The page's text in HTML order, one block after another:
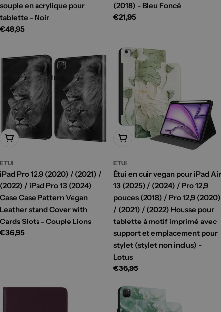
souple en acrylique pour
tablette - Noir
Prix
€48,95
(2018) - Bleu Foncé
Prix
€21,95
Ajouter Au Panier
ETUI
iPad Pro 12.9 (2020) / (2021) /
(2022) / iPad Pro 13 (2024)
Case Case Pattern Vegan
Leather stand Cover with
Cards Slots - Couple Lions
Prix
€36,95
Ajouter Au Panier
ETUI
Étui en cuir vegan pour iPad Air
13 (2025) / (2024) / Pro 12,9
pouces (2018) / Pro 12,9 (2020)
/ (2021) / (2022) Housse pour
tablette à motif imprimé avec
support et emplacement pour
stylet (stylet non inclus) -
Lotus
Prix
€36,95